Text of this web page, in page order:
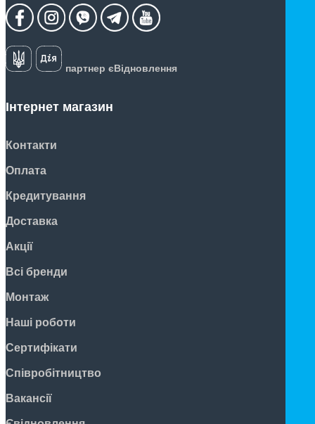
партнер єВідновлення
Інтернет магазин
Контакти
Оплата
Кредитування
Доставка
Акції
Всі бренди
Монтаж
Наші роботи
Сертифікати
Співробітництво
Вакансії